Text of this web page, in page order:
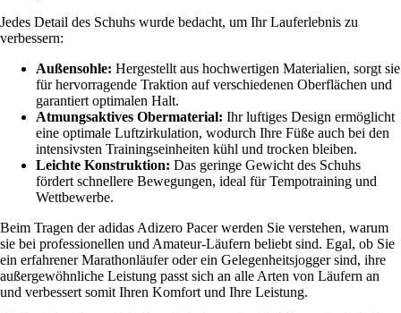
Jedes Detail des Schuhs wurde bedacht, um Ihr Lauferlebnis zu
verbessern:
Außensohle: Hergestellt aus hochwertigen Materialien, sorgt sie
für hervorragende Traktion auf verschiedenen Oberflächen und
garantiert optimalen Halt.
Atmungsaktives Obermaterial: Ihr luftiges Design ermöglicht
eine optimale Luftzirkulation, wodurch Ihre Füße auch bei den
intensivsten Trainingseinheiten kühl und trocken bleiben.
Leichte Konstruktion: Das geringe Gewicht des Schuhs
fördert schnellere Bewegungen, ideal für Tempotraining und
Wettbewerbe.
Beim Tragen der adidas Adizero Pacer werden Sie verstehen, warum
sie bei professionellen und Amateur-Läufern beliebt sind. Egal, ob Sie
ein erfahrener Marathonläufer oder ein Gelegenheitsjogger sind, ihre
außergewöhnliche Leistung passt sich an alle Arten von Läufern an
und verbessert somit Ihren Komfort und Ihre Leistung.